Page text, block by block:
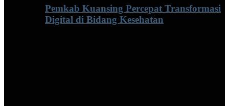
Pemkab Kuansing Percepat Transformasi
Digital di Bidang Kesehatan